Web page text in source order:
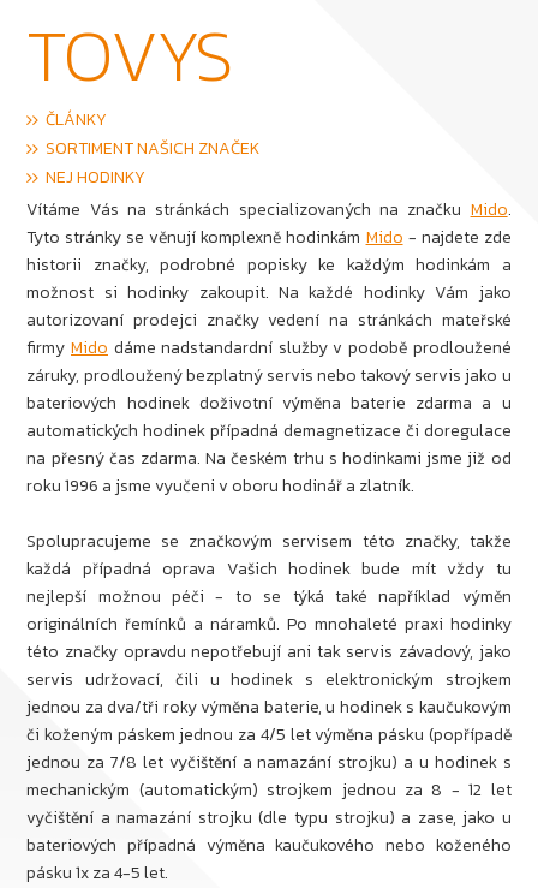
TOVYS
ČLÁNKY
SORTIMENT NAŠICH ZNAČEK
NEJ HODINKY
Vítáme Vás na stránkách specializovaných na značkuMido.
Tyto stránky se věnují komplexně hodinkámMido- najdete zde
historii značky, podrobné popisky ke každým hodinkám a
možnost si hodinky zakoupit. Na každé hodinky Vám jako
autorizovaní prodejci značky vedení na stránkách mateřské
firmy Mido dáme nadstandardní služby v podobě prodloužené
záruky, prodloužený bezplatný servis nebo takový servis jako u
bateriových hodinek doživotní výměna baterie zdarma a u
automatických hodinek případná demagnetizace či doregulace
na přesný čas zdarma. Na českém trhu s hodinkami jsme již od
roku 1996 a jsme vyučeni v oboru hodinář a zlatník.
Spolupracujeme se značkovým servisem této značky, takže
každá případná oprava Vašich hodinek bude mít vždy tu
nejlepší možnou péči - to se týká také například výměn
originálních řemínků a náramků. Po mnohaleté praxi hodinky
této značky opravdu nepotřebují ani tak servis závadový, jako
servis udržovací, čili u hodinek s elektronickým strojkem
jednou za dva/tři roky výměna baterie, u hodinek s kaučukovým
či koženým páskem jednou za 4/5 let výměna pásku (popřípadě
jednou za 7/8 let vyčištění a namazání strojku) a u hodinek s
mechanickým (automatickým) strojkem jednou za 8 - 12 let
vyčištění a namazání strojku (dle typu strojku) a zase, jako u
bateriových případná výměna kaučukového nebo koženého
pásku 1x za 4-5 let.